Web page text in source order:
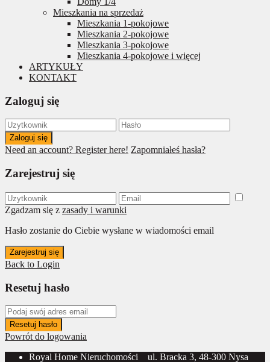
Mieszkania na sprzedaż
Mieszkania 1-pokojowe
Mieszkania 2-pokojowe
Mieszkania 3-pokojowe
Mieszkania 4-pokojowe i więcej
ARTYKUŁY
KONTAKT
Zaloguj się
Zaloguj się
Need an account? Register here! Zapomniałeś hasła?
Zarejestruj się
Zgadzam się z zasady i warunki
Hasło zostanie do Ciebie wysłane w wiadomości email
Zarejestruj się
Back to Login
Resetuj hasło
Resetuj hasło
Powrót do logowania
Royal Home Nieruchomości
ul. Bracka 3, 48-300 Nysa